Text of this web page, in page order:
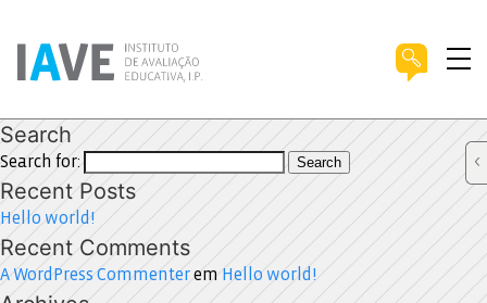
Search
Search for: Search
Recent Posts
Hello world!
Recent Comments
A WordPress Commenterem Hello world!